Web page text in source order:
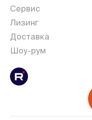
Сервис
Лизинг
Доставка
Шоу-рум